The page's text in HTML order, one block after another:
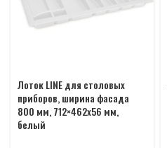
Лоток LINE для столовых
приборов, ширина фасада
800 мм, 712×462х56 мм,
белый